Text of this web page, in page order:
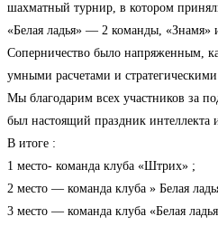
шахматный турнир, в котором
«Белая ладья» — 2 команды,
Соперничество было напряженным,
умными расчетами и
Мы благодарим всех участников за
был настоящий праздник интеллекта
В итоге :
1 место- команда клуба «Штрих» ;
2 место — команда клуба » Белая
3 место — команда клуба «Белая